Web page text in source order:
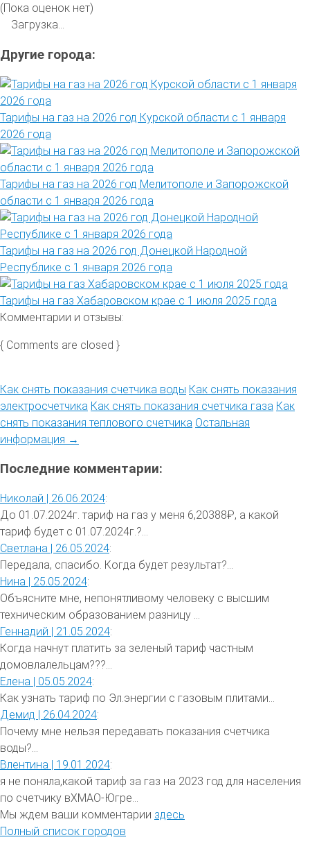
(Пока оценок нет)
Загрузка...
Другие города:
Тарифы на газ на 2026 год Курской области с 1 января
2026 года
Тарифы на газ на 2026 год Мелитополе и Запорожской
области с 1 января 2026 года
Тарифы на газ на 2026 год Донецкой Народной
Республике с 1 января 2026 года
Тарифы на газ Хабаровском крае с 1 июля 2025 года
Комментарии и отзывы:
{ Comments are closed }
Как снять показания счетчика воды Как снять показания
электросчетчика Как снять показания счетчика газа Как
снять показания теплового счетчика Остальная
информация →
Последние комментарии:
Николай | 26.06.2024:
До 01.07.2024г. тариф на газ у меня 6,20388₽, а какой
тариф будет с 01.07.2024г.?...
Светлана | 26.05.2024:
Передала, спасибо. Когда будет результат?...
Нина | 25.05.2024:
Объясните мне, непонятливому человеку с высшим
техническим образованием разницу ...
Геннадий | 21.05.2024:
Когда начнут платить за зеленый тариф частным
домовлалельцам???...
Елена | 05.05.2024:
Как узнать тариф по Эл.энергии с газовым плитами...
Демид | 26.04.2024:
Почему мне нельзя передавать показания счетчика
воды?...
Влентина | 19.01.2024:
я не поняла,какой тариф за газ на 2023 год для населения
по счетчику вХМАО-Югре...
Мы ждем ваши комментарии здесь
Полный список городов